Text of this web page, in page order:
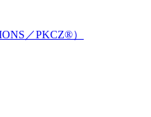
／PKCZ®）